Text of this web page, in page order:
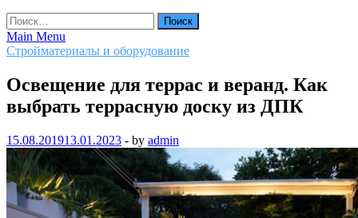
Найти:
Main Menu
Стройматериалы и оборудование
Освещение для террас и веранд. Как
выбрать террасную доску из ДПК
15.08.201913.01.2023 - by admin